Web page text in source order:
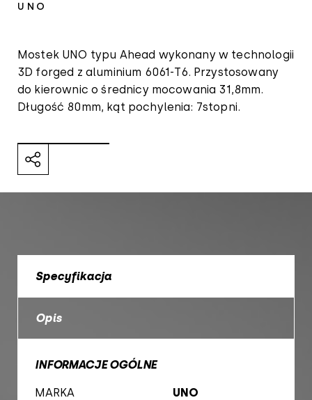
UNO
Mostek UNO typu Ahead wykonany w technologii
3D forged z aluminium 6061-T6. Przystosowany
do kierownic o średnicy mocowania 31,8mm.
Długość 80mm, kąt pochylenia: 7stopni.
Specyfikacja
Opis
INFORMACJE OGÓLNE
MARKA
UNO